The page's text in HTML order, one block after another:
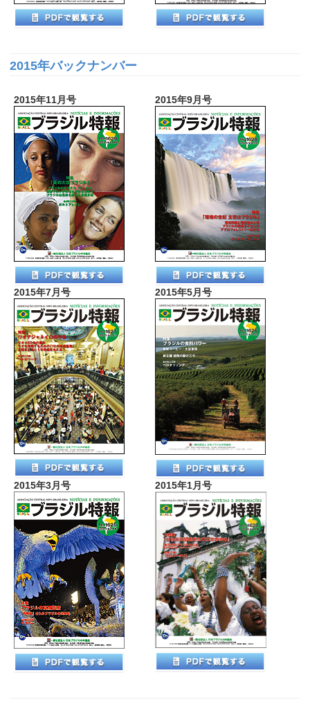
2015年バックナンバー
2015年11月号 2015年9月号
2015年7月号 2015年5月号
2015年3月号 2015年1月号